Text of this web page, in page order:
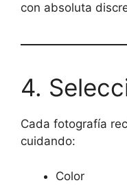
con absoluta
4.
Cada fotografía
cuidando:
Color